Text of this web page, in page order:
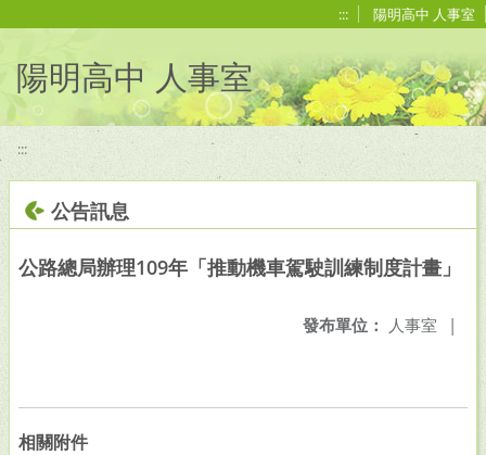
::: 陽明高中 人事室
陽明高中 人事室
:::
公告訊息
公路總局辦理109年「推動機車駕駛訓練制度計畫」
發布單位： 人事室 |
相關附件